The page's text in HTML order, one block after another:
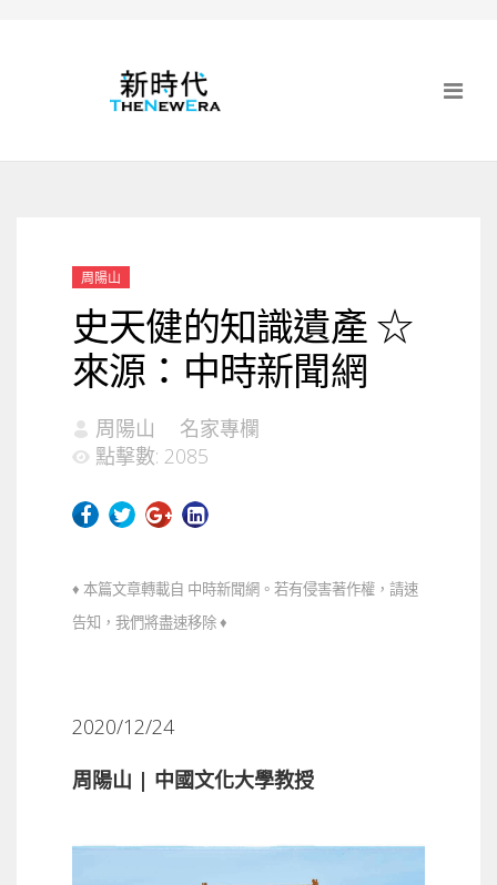
周陽山
史天健的知識遺產 ☆
來源：中時新聞網
周陽山
名家專欄
點擊數: 2085
♦ 本篇文章轉載自 中時新聞網。若有侵害著作權，請速
告知，我們將盡速移除 ♦
2020/12/24
周陽山 | 中國文化大學教授